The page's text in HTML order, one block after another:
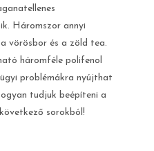
Háromszor annyi
vörösbor és a zöld tea.
háromféle polifenol
problémákra nyújthat
tudjuk beépíteni a
sorokból!